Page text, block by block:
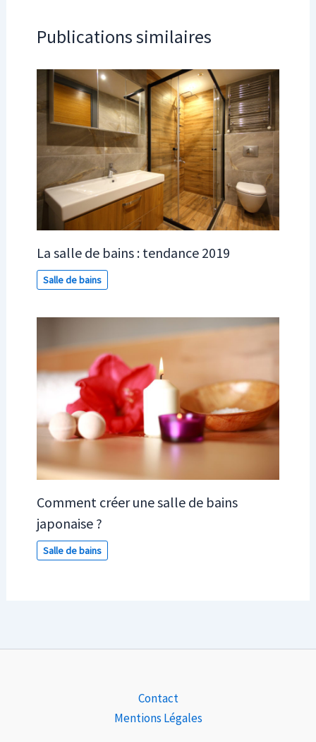
Publications similaires
La salle de bains : tendance 2019
Salle de bains
Comment créer une salle de bains
japonaise ?
Salle de bains
Contact
Mentions Légales